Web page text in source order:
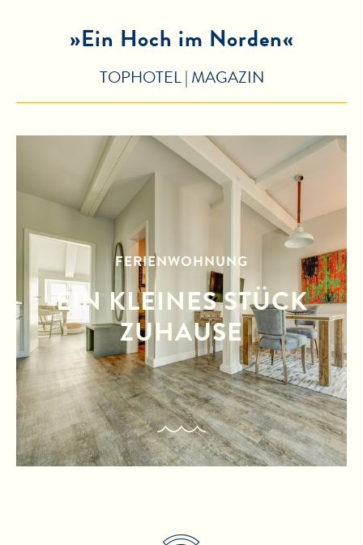
»Ein Hoch im Norden«
TOPHOTEL | MAGAZIN
FERIENWOHNUNG
EIN KLEINES STÜCK
ZUHAUSE